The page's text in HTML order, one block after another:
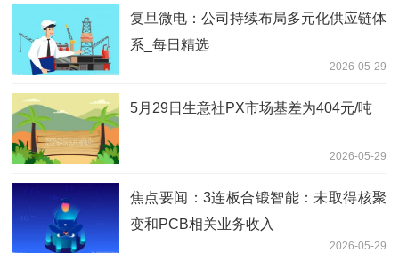
复旦微电：公司持续布局多元化供应链体
系_每日精选
2026-05-29
5月29日生意社PX市场基差为404元/吨
2026-05-29
焦点要闻：3连板合锻智能：未取得核聚
变和PCB相关业务收入
2026-05-29